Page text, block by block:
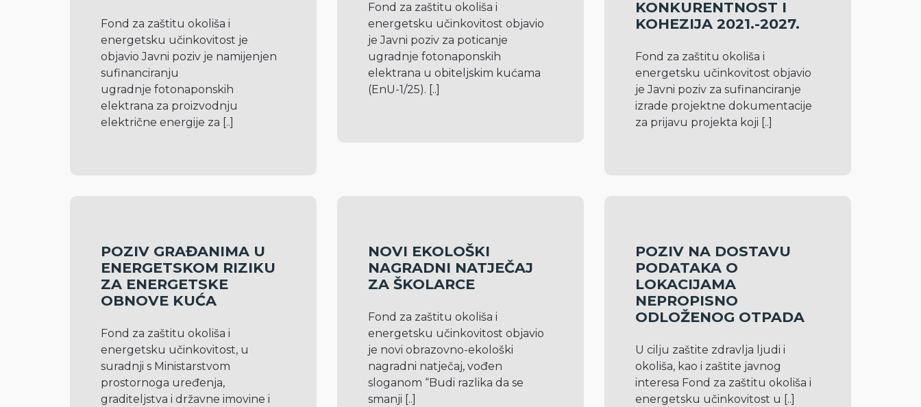
Fond za zaštitu okoliša i
energetsku učinkovitost je
objavio Javni poziv je namijenjen
sufinanciranju
ugradnje fotonaponskih
elektrana za proizvodnju
električne energije za [..]
Fond za zaštitu okoliša i
energetsku učinkovitost objavio
je Javni poziv za poticanje
ugradnje fotonaponskih
elektrana u obiteljskim kućama
(EnU-1/25). [..]
KONKURENTNOST I
KOHEZIJA 2021.-2027.
Fond za zaštitu okoliša i
energetsku učinkovitost objavio
je Javni poziv za sufinanciranje
izrade projektne dokumentacije
za prijavu projekta koji [..]
POZIV GRAĐANIMA U
ENERGETSKOM RIZIKU
ZA ENERGETSKE
OBNOVE KUĆA
Fond za zaštitu okoliša i
energetsku učinkovitost, u
suradnji s Ministarstvom
prostornoga uređenja,
graditeljstva i državne imovine i
NOVI EKOLOŠKI
NAGRADNI NATJEČAJ
ZA ŠKOLARCE
Fond za zaštitu okoliša i
energetsku učinkovitost objavio
je novi obrazovno-ekološki
nagradni natječaj, vođen
sloganom “Budi razlika da se
smanji [..]
POZIV NA DOSTAVU
PODATAKA O
LOKACIJAMA
NEPROPISNO
ODLOŽENOG OTPADA
U cilju zaštite zdravlja ljudi i
okoliša, kao i zaštite javnog
interesa Fond za zaštitu okoliša i
energetsku učinkovitost u [..]